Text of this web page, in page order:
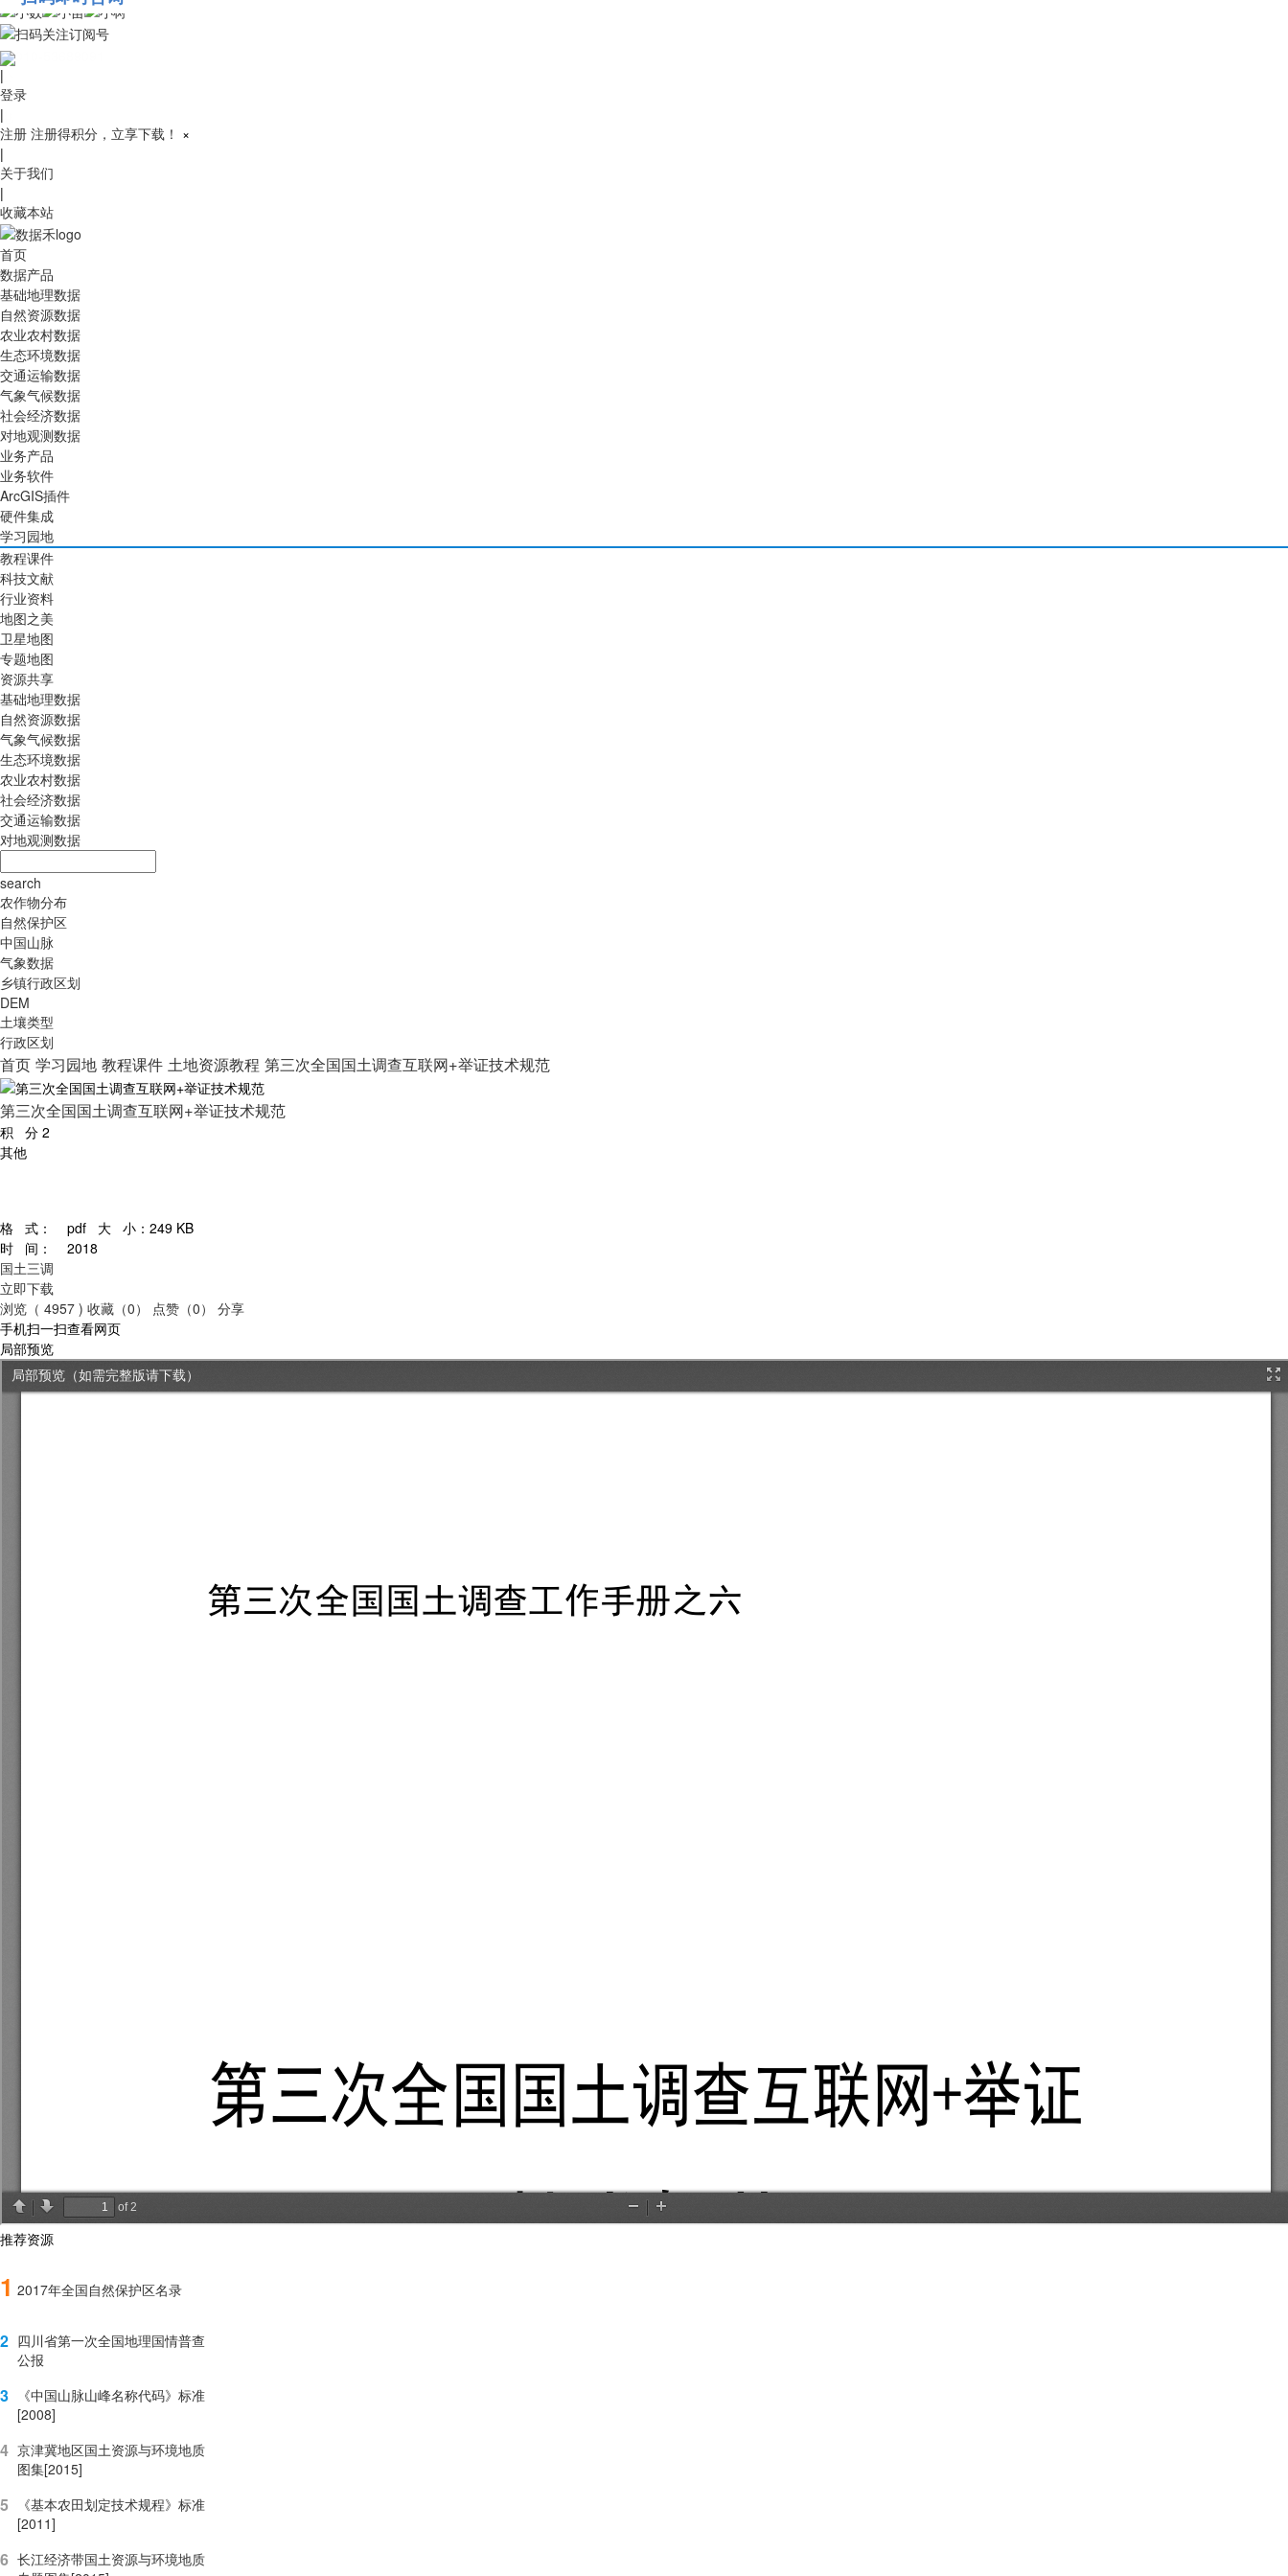
010-53689091
|
登录
|
注册 注册得积分，立享下载！ ×
|
关于我们
|
收藏本站
首页
数据产品
基础地理数据
自然资源数据
农业农村数据
生态环境数据
交通运输数据
气象气候数据
社会经济数据
对地观测数据
业务产品
业务软件
ArcGIS插件
硬件集成
学习园地
教程课件
科技文献
行业资料
地图之美
卫星地图
专题地图
资源共享
基础地理数据
自然资源数据
气象气候数据
生态环境数据
农业农村数据
社会经济数据
交通运输数据
对地观测数据
search
农作物分布
自然保护区
中国山脉
气象数据
乡镇行政区划
DEM
土壤类型
行政区划
首页 学习园地 教程课件 土地资源教程 第三次全国国土调查互联网+举证技术规范
第三次全国国土调查互联网+举证技术规范
积 分 2
其他
格 式： pdf 大 小： 249 KB
时 间：
2018
国土三调
立即下载
浏览（ 4957 ) 收藏（0） 点赞（0）
分享
手机扫一扫查看网页
局部预览
推荐资源
1 2017年全国自然保护区名录
2 四川省第一次全国地理国情普查
公报
3
《中国山脉山峰名称代码》标准
[2008]
4 京津冀地区国土资源与环境地质
图集[2015]
5
《基本农田划定技术规程》标准
[2011]
6 长江经济带国土资源与环境地质